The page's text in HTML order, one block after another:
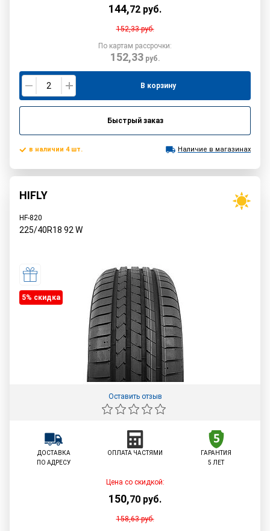
144,72 руб.
152,33руб.
По картам рассрочки:
152,33руб.
В корзину
Быстрый заказ
в наличии 4 шт. Наличие в магазинах
HIFLY
HF-820
225/40R18 92 W
5% cкидка
Оставить отзыв
ДОСТАВКА
ПО АДРЕСУ
ОПЛАТА ЧАСТЯМИ
ГАРАНТИЯ
5 ЛЕТ
Цена со скидкой:
150,70 руб.
158,63руб.